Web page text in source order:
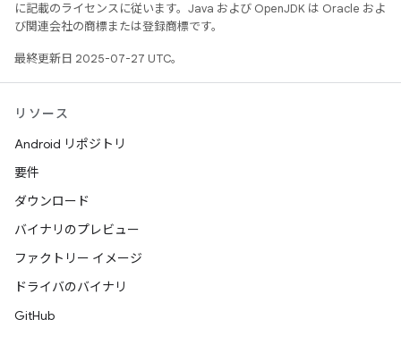
に記載のライセンスに従います。Java および OpenJDK は Oracle およ
び関連会社の商標または登録商標です。
最終更新日 2025-07-27 UTC。
リソース
Android リポジトリ
要件
ダウンロード
バイナリのプレビュー
ファクトリー イメージ
ドライバのバイナリ
GitHub